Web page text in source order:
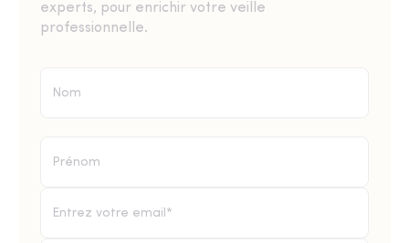
experts, pour enrichir votre veille
professionnelle.